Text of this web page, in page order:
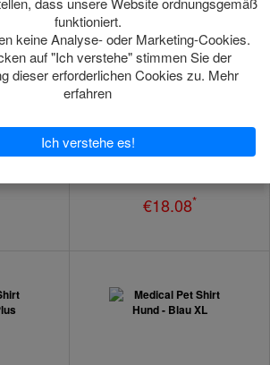
Hund - Blau S
€18.08*